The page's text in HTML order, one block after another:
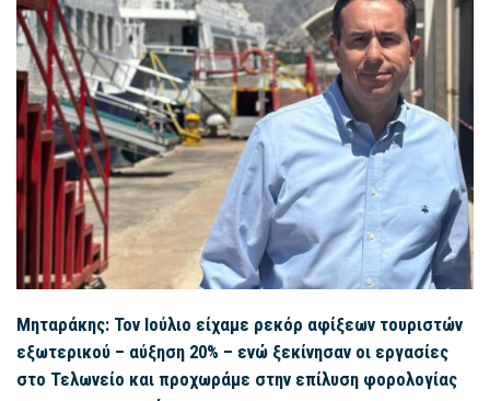
Μηταράκης: Τον Ιούλιο είχαμε ρεκόρ αφίξεων τουριστών
εξωτερικού – αύξηση 20% – ενώ ξεκίνησαν οι εργασίες
στο Τελωνείο και προχωράμε στην επίλυση φορολογίας